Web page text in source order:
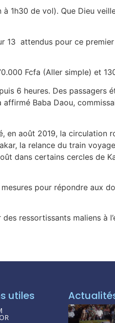
1h30 de vol). Que Dieu
13 attendus pour ce
Fcfa (Aller simple) et
6 heures. Des passagers
Baba Daou,
en août 2019, la circulation
la relance du train
dans certains cercles de
pour répondre aux
ressortissants maliens à
utiles